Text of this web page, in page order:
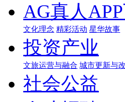
AG真人
文化理念 精彩活动 星华故事
投资产业
文旅运营与融合 城市更新与
社会公益